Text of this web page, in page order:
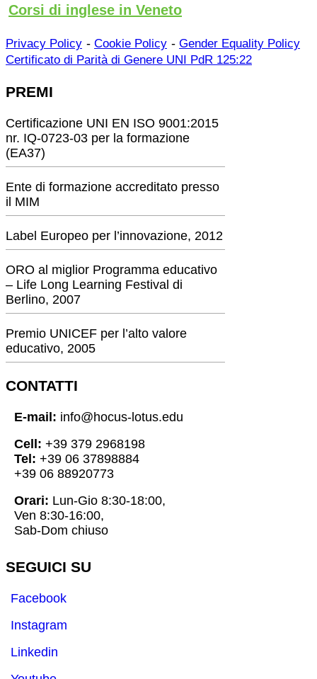
Corsi di inglese in Veneto
Privacy Policy - Cookie Policy - Gender Equality Policy
Certificato di Parità di Genere UNI PdR 125:22
PREMI
Certificazione UNI EN ISO 9001:2015
nr. IQ-0723-03 per la formazione
(EA37)
Ente di formazione accreditato presso
il MIM
Label Europeo per l’innovazione, 2012
ORO al miglior Programma educativo
– Life Long Learning Festival di
Berlino, 2007
Premio UNICEF per l’alto valore
educativo, 2005
CONTATTI
E-mail: info@hocus-lotus.edu
Cell: +39 379 2968198
Tel: +39 06 37898884
+39 06 88920773
Orari: Lun-Gio 8:30-18:00,
Ven 8:30-16:00,
Sab-Dom chiuso
SEGUICI SU
Facebook
Instagram
Linkedin